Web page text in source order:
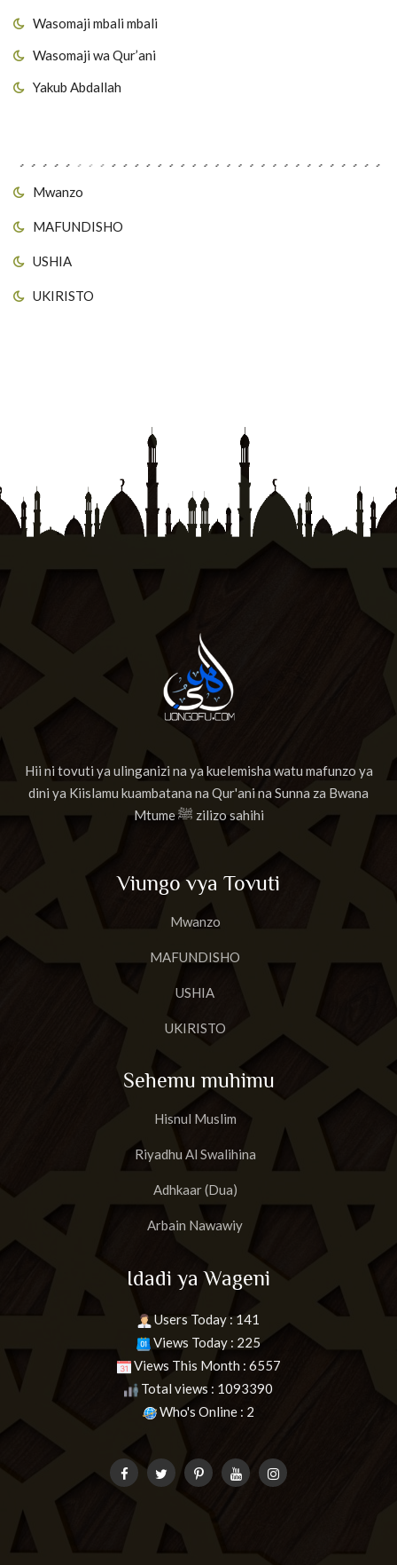
Wasomaji mbali mbali
Wasomaji wa Qur’ani
Yakub Abdallah
Mwanzo
MAFUNDISHO
USHIA
UKIRISTO
Hii ni tovuti ya ulinganizi na ya kuelemisha watu mafunzo ya
dini ya Kiislamu kuambatana na Qur'ani na Sunna za Bwana
Mtume ﷺ zilizo sahihi
Viungo vya Tovuti
Mwanzo
MAFUNDISHO
USHIA
UKIRISTO
Sehemu muhimu
Hisnul Muslim
Riyadhu Al Swalihina
Adhkaar (Dua)
Arbain Nawawiy
Idadi ya Wageni
Users Today : 141
Views Today : 225
Views This Month : 6557
Total views : 1093390
Who's Online : 2